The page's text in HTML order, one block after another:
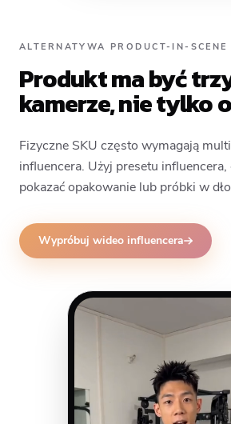
ALTERNATYWA PRODUCT-IN-SCENE
Produkt ma być
kamerze, nie tylko
Fizyczne SKU często wymagają
influencera. Użyj presetu
pokazać opakowanie lub próbki w
Wypróbuj wideo influencera